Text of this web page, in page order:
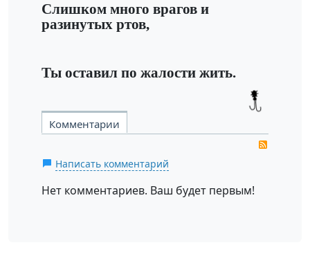
Слишком много врагов и
разинутых ртов,
Ты оставил по жалости жить.
Комментарии
Написать комментарий
Нет комментариев. Ваш будет первым!